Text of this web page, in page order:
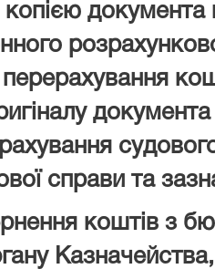
копією
справи та
коштів з